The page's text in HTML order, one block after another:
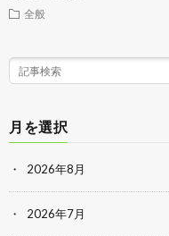
全般
月を選択
2026年8月
2026年7月